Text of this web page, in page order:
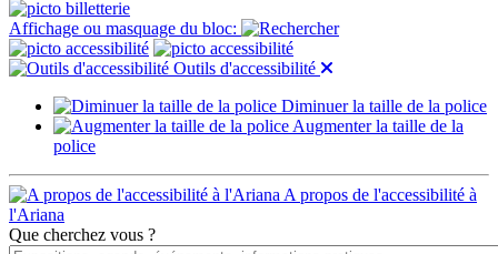
Affichage ou masquage du bloc:
Outils d'accessibilité
Diminuer la taille de la police
Augmenter la taille de la
police
A propos de l'accessibilité à
l'Ariana
Que cherchez vous ?